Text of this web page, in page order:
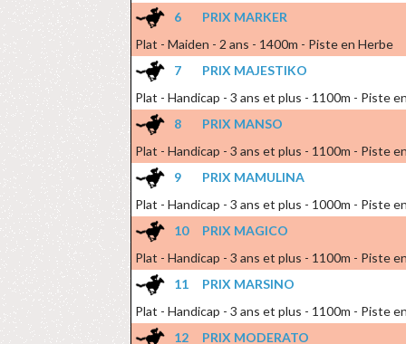
6
PRIX MARKER
Plat - Maiden - 2 ans - 1400m - Piste en Herbe
7
PRIX MAJESTIKO
Plat - Handicap - 3 ans et plus - 1100m - Piste
8
PRIX MANSO
Plat - Handicap - 3 ans et plus - 1100m - Piste
9
PRIX MAMULINA
Plat - Handicap - 3 ans et plus - 1000m - Piste
10
PRIX MAGICO
Plat - Handicap - 3 ans et plus - 1100m - Piste
11
PRIX MARSINO
Plat - Handicap - 3 ans et plus - 1100m - Piste
12
PRIX MODERATO